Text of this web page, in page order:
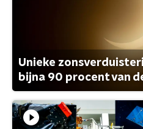
Unieke
bijna 90 procent van